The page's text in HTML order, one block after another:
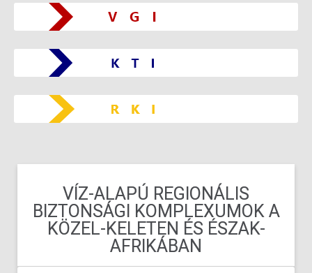
VÍZ-ALAPÚ REGIONÁLIS
BIZTONSÁGI KOMPLEXUMOK A
KÖZEL-KELETEN ÉS ÉSZAK-
AFRIKÁBAN